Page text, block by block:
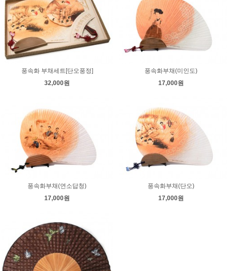
풍속화 부채세트[단오풍정]
32,000원
풍속화부채(미인도)
17,000원
풍속화부채(연소답청)
17,000원
풍속화부채(단오)
17,000원